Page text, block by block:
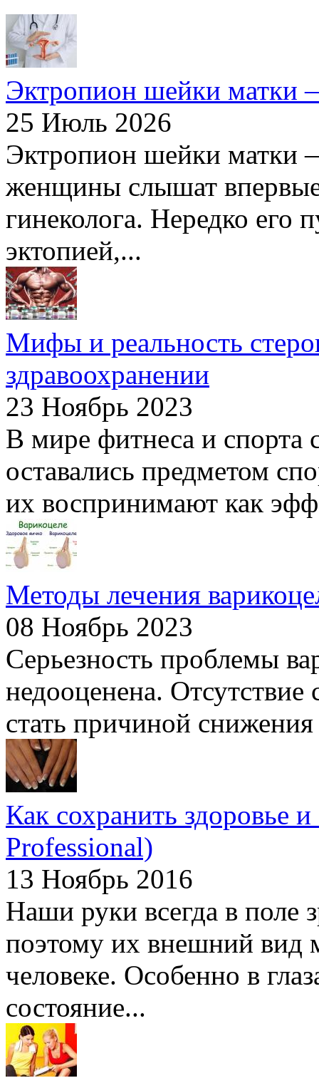
Эктропион шейки матки
25 Июль 2026
Эктропион шейки матки
женщины слышат
гинеколога. Нередко его
эктопией,...
Мифы и реальность
здравоохранении
23 Ноябрь 2023
В мире фитнеса и спорта
оставались предметом
их воспринимают как
Методы лечения
08 Ноябрь 2023
Серьезность проблемы
недооценена.
стать причиной
Как сохранить здоровье
Professional)
13 Ноябрь 2016
Наши руки всегда в
поэтому их внешний вид
человеке. Особенно в
состояние...